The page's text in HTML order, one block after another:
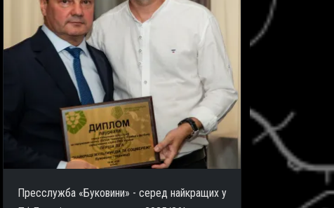
Пресслужба «Буковини» - серед найкращих у